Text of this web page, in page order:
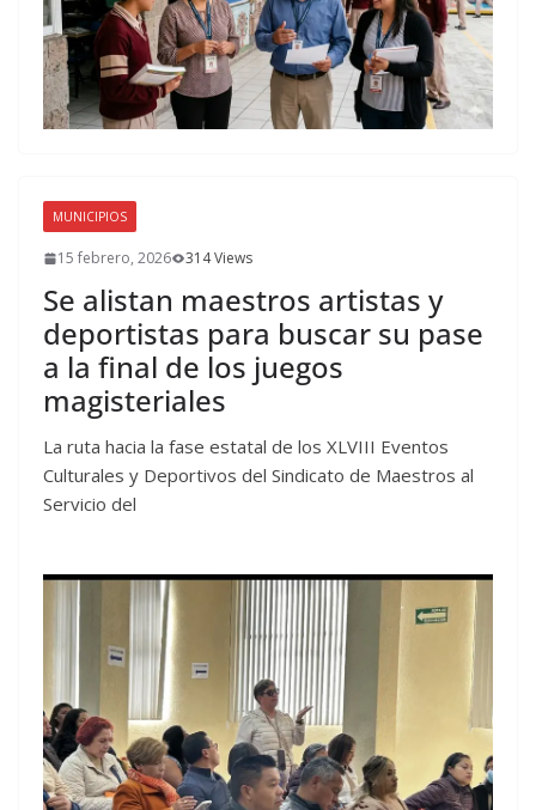
MUNICIPIOS
15 febrero, 2026 314 Views
Se alistan maestros artistas y
deportistas para buscar su pase
a la final de los juegos
magisteriales
La ruta hacia la fase estatal de los XLVIII Eventos
Culturales y Deportivos del Sindicato de Maestros al
Servicio del